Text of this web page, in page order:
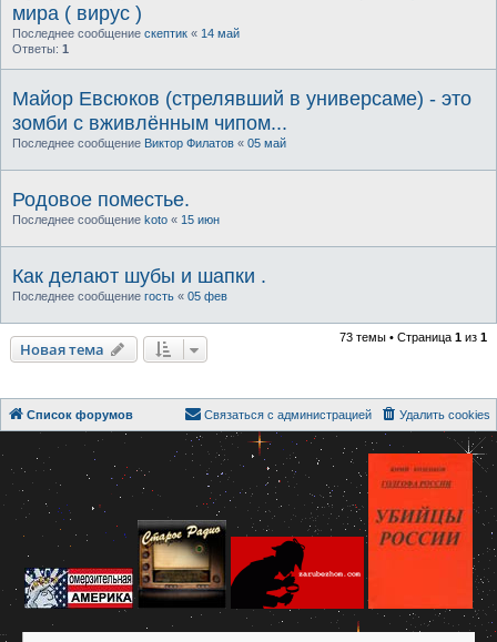
мира ( вирус )
Последнее сообщение скептик « 14 май
Ответы: 1
Майор Евсюков (стрелявший в универсаме) - это
зомби с вживлённым чипом...
Последнее сообщение Виктор Филатов « 05 май
Родовое поместье.
Последнее сообщение koto « 15 июн
Как делают шубы и шапки .
Последнее сообщение гость « 05 фев
Новая тема
73 темы • Страница 1 из 1
Список форумов Удалить cookies
Связаться с администрацией